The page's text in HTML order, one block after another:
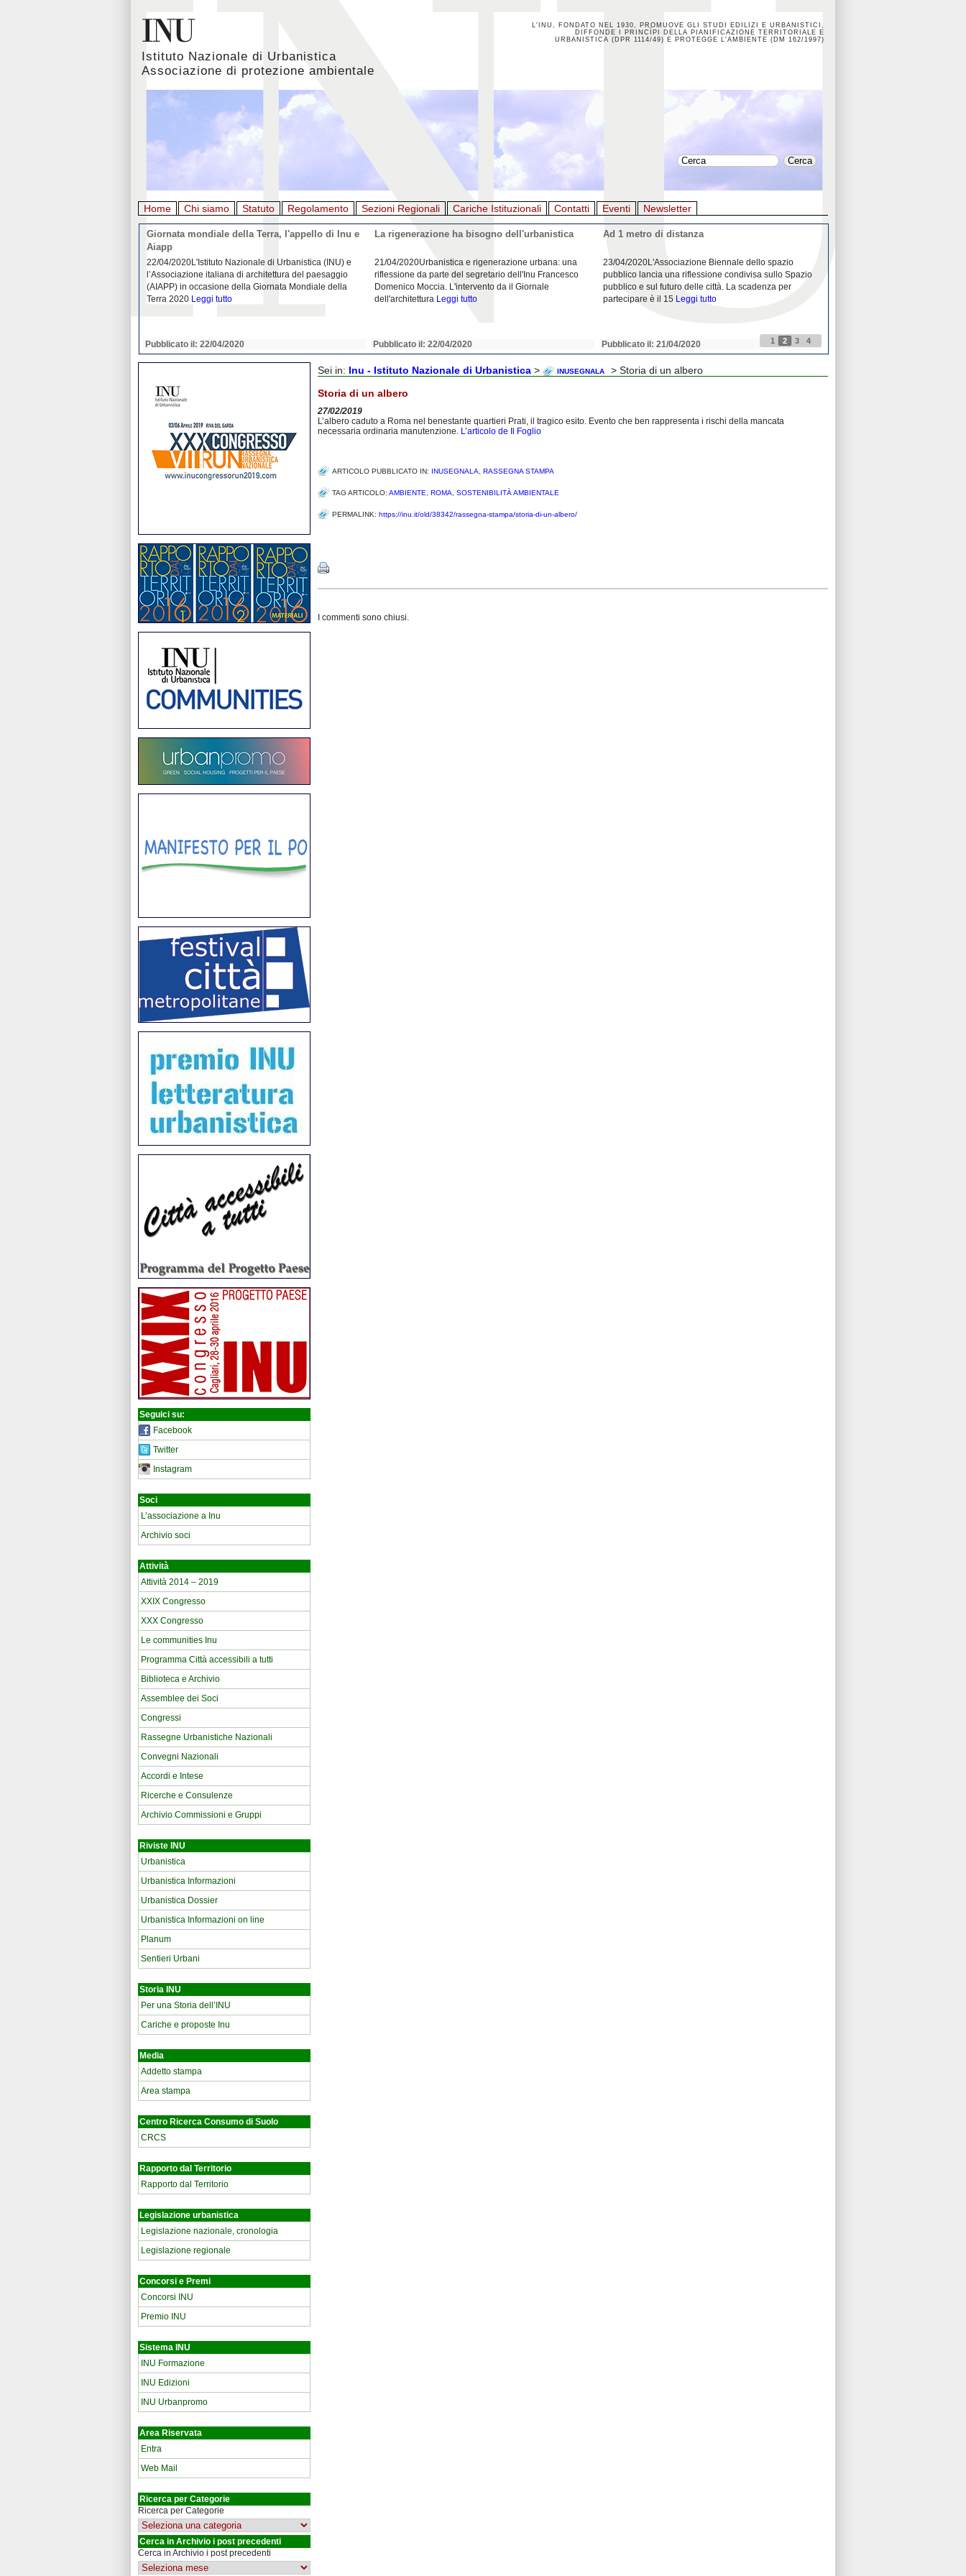
Istituto Nazionale di Urbanistica
Associazione di protezione ambientale
L'INU, FONDATO NEL 1930, PROMUOVE GLI STUDI EDILIZI E URBANISTICI,
DIFFONDE I PRINCÌPI DELLA PIANIFICAZIONE TERRITORIALE E
URBANISTICA (DPR 1114/49) E PROTEGGE L'AMBIENTE (DM 162/1997)
Home Chi siamo Statuto Regolamento Sezioni Regionali Cariche Istituzionali Contatti Eventi Newsletter
Giornata mondiale della Terra, l'appello di Inu e
Aiapp
22/04/2020L'Istituto Nazionale di Urbanistica (INU) e
l’Associazione italiana di architettura del paesaggio
(AIAPP) in occasione della Giornata Mondiale della
Terra 2020 Leggi tutto
Pubblicato il: 22/04/2020
La rigenerazione ha bisogno dell'urbanistica
21/04/2020Urbanistica e rigenerazione urbana: una
riflessione da parte del segretario dell'Inu Francesco
Domenico Moccia. L'intervento da il Giornale
dell'architettura Leggi tutto
Pubblicato il: 22/04/2020
Ad 1 metro di distanza
23/04/2020L'Associazione Biennale dello spazio
pubblico lancia una riflessione condivisa sullo Spazio
pubblico e sul futuro delle città. La scadenza per
partecipare è il 15 Leggi tutto
Pubblicato il: 21/04/2020 1 2 3 4
Seguici su:
Facebook
Twitter
Instagram
Soci
L’associazione a Inu
Archivio soci
Attività
Attività 2014 – 2019
XXIX Congresso
XXX Congresso
Le communities Inu
Programma Città accessibili a tutti
Biblioteca e Archivio
Assemblee dei Soci
Congressi
Rassegne Urbanistiche Nazionali
Convegni Nazionali
Accordi e Intese
Ricerche e Consulenze
Archivio Commissioni e Gruppi
Riviste INU
Urbanistica
Urbanistica Informazioni
Urbanistica Dossier
Urbanistica Informazioni on line
Planum
Sentieri Urbani
Storia INU
Per una Storia dell’INU
Cariche e proposte Inu
Media
Addetto stampa
Area stampa
Centro Ricerca Consumo di Suolo
CRCS
Rapporto dal Territorio
Rapporto dal Territorio
Legislazione urbanistica
Legislazione nazionale, cronologia
Legislazione regionale
Concorsi e Premi
Concorsi INU
Premio INU
Sistema INU
INU Formazione
INU Edizioni
INU Urbanpromo
Area Riservata
Entra
Web Mail
Ricerca per Categorie
Ricerca per Categorie
Cerca in Archivio i post precedenti
Cerca in Archivio i post precedenti
Sei in: Inu - Istituto Nazionale di Urbanistica > INUSEGNALA
> Storia di un albero
Storia di un albero
27/02/2019
L’albero caduto a Roma nel benestante quartieri Prati, il tragico esito. Evento che ben rappresenta i rischi della mancata
necessaria ordinaria manutenzione. L’articolo de Il Foglio
ARTICOLO PUBBLICATO IN: INUSEGNALA RASSEGNA STAMPA
TAG ARTICOLO: AMBIENTE ROMA SOSTENIBILITÀ AMBIENTALE
PERMALINK: https://inu.it/old/38342/rassegna-stampa/storia-di-un-albero/
I commenti sono chiusi.